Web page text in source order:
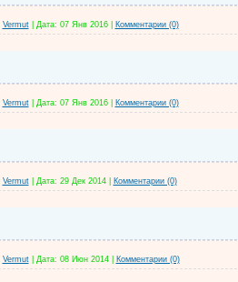
Vermut| Дата: 07 Янв 2016 Комментарии (0)
Vermut| Дата: 07 Янв 2016 Комментарии (0)
Vermut| Дата: 29 Дек 2014 Комментарии (0)
Vermut| Дата: 08 Июн 2014 Комментарии (0)